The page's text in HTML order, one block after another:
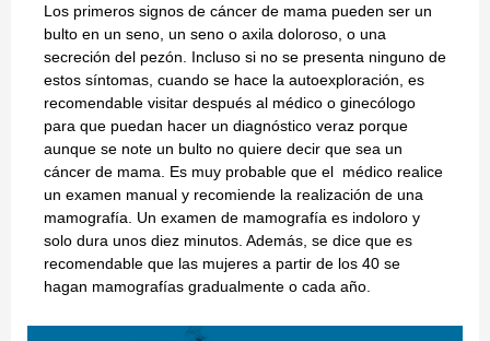
Los primeros signos de cáncer de mama pueden ser un
bulto en un seno, un seno o axila doloroso, o una
secreción del pezón. Incluso si no se presenta ninguno de
estos síntomas, cuando se hace la autoexploración, es
recomendable visitar después al médico o ginecólogo
para que puedan hacer un diagnóstico veraz porque
aunque se note un bulto no quiere decir que sea un
cáncer de mama. Es muy probable que el médico realice
un examen manual y recomiende la realización de una
mamografía. Un examen de mamografía es indoloro y
solo dura unos diez minutos. Además, se dice que es
recomendable que las mujeres a partir de los 40 se
hagan mamografías gradualmente o cada año.